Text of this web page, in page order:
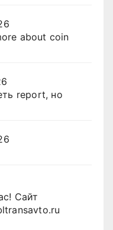
about coin
report, но
Сайт